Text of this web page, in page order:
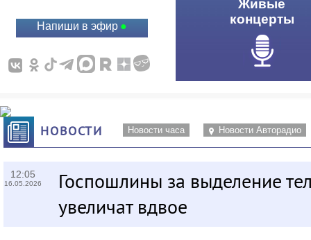
Напиши в эфир
Живые
концерты
НОВОСТИ Новости часа Новости Авторадио
12:05
16.05.2026
Госпошлины за выделение
увеличат вдвое